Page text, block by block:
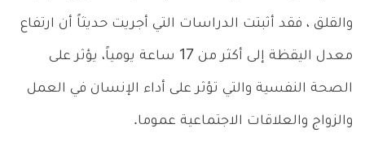
والقلق ، فقد أثبتت الدراسات التي أجريت حديثاً أن ارتفاع
معدل اليقظة إلى أكثر من 17 ساعة يومياً، يؤثر على
الصحة النفسية والتي تؤثر على أداء الإنسان في العمل
والزواج والعلاقات الاجتماعية عموما.